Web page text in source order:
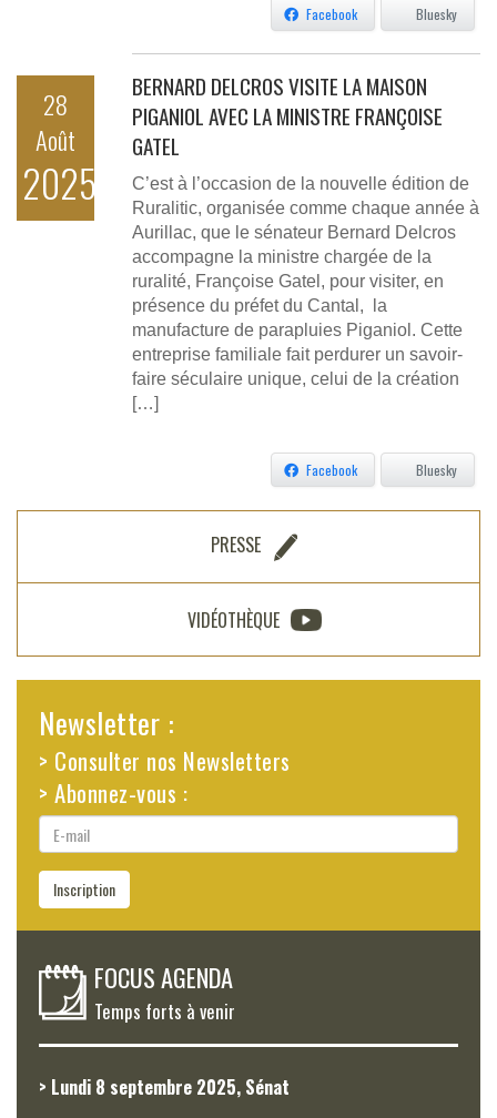
Facebook Bluesky
28
Août
2025
BERNARD DELCROS VISITE LA MAISON
PIGANIOL AVEC LA MINISTRE FRANÇOISE
GATEL
C’est à l’occasion de la nouvelle édition de
Ruralitic, organisée comme chaque année à
Aurillac, que le sénateur Bernard Delcros
accompagne la ministre chargée de la
ruralité, Françoise Gatel, pour visiter, en
présence du préfet du Cantal, la
manufacture de parapluies Piganiol. Cette
entreprise familiale fait perdurer un savoir-
faire séculaire unique, celui de la création
[…]
Facebook Bluesky
PRESSE
VIDÉOTHÈQUE
Newsletter :
> Consulter nos Newsletters
> Abonnez-vous :
E-
mail
Inscription
FOCUS AGENDA
Temps forts à venir
> Lundi 8 septembre 2025, Sénat